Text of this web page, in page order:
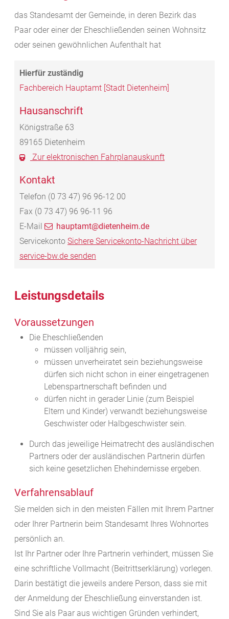
das Standesamt der Gemeinde, in deren Bezirk das
Paar oder einer der Eheschließenden seinen Wohnsitz
oder seinen gewöhnlichen Aufenthalt hat
Fachbereich Hauptamt [Stadt Dietenheim]
Hausanschrift
Königstraße 63
89165 Dietenheim
Zur elektronischen Fahrplanauskunft
Kontakt
Telefon (0 73 47) 96 96-12 00
Fax (0 73 47) 96 96-11 96
E-Mail
hauptamt@dietenheim.de
Servicekonto Sichere Servicekonto-Nachricht über
service-bw.de senden
Leistungsdetails
Voraussetzungen
Die Eheschließenden
müssen volljährig sein,
müssen unverheiratet sein beziehungsweise
dürfen sich nicht schon in einer eingetragenen
Lebenspartnerschaft befinden und
dürfen nicht in gerader Linie (zum Beispiel
Eltern und Kinder) verwandt beziehungsweise
Geschwister oder Halbgeschwister sein.
Durch das jeweilige Heimatrecht des ausländischen
Partners oder der ausländischen Partnerin dürfen
sich keine gesetzlichen Ehehindernisse ergeben.
Verfahrensablauf
Sie melden sich in den meisten Fällen mit Ihrem Partner
oder Ihrer Partnerin beim Standesamt Ihres Wohnortes
persönlich an.
Ist Ihr Partner oder Ihre Partnerin verhindert, müssen Sie
eine schriftliche Vollmacht (Beitrittserklärung) vorlegen.
Darin bestätigt die jeweils andere Person, dass sie mit
der Anmeldung der Eheschließung einverstanden ist.
Sind Sie als Paar aus wichtigen Gründen verhindert,